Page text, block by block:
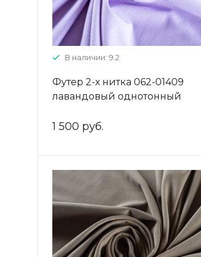
В наличии: 9.2
Футер 2-х нитка 062-01409
лавандовый однотонный
1 500 руб.